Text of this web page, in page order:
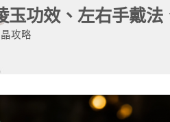
玉功效、左右手戴
攻略